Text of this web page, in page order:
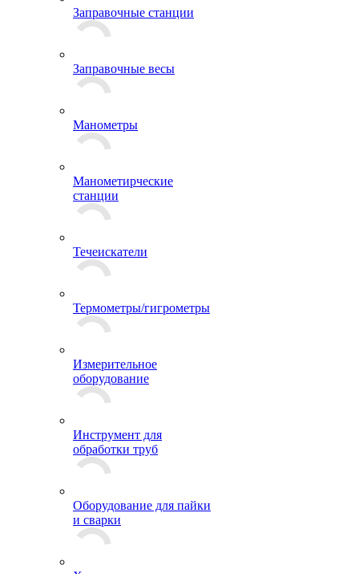
Заправочные станции
Заправочные весы
Манометры
Манометирческие
станции
Течеискатели
Термометры/гигрометры
Измерительное
оборудование
Инструмент для
обработки труб
Оборудование для пайки
и сварки